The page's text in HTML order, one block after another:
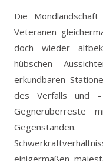
Die
Veteranen
doch wieder
hübschen
erkundbaren
des Verfalls und
Gegnerüberreste
einigermaßen